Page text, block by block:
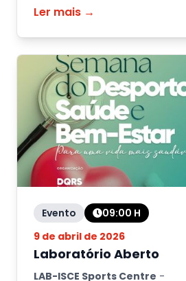
Ler mais →
Evento 09:00 H
9 de abril de 2026
Laboratório Aberto
LAB-ISCE Sports Centre -